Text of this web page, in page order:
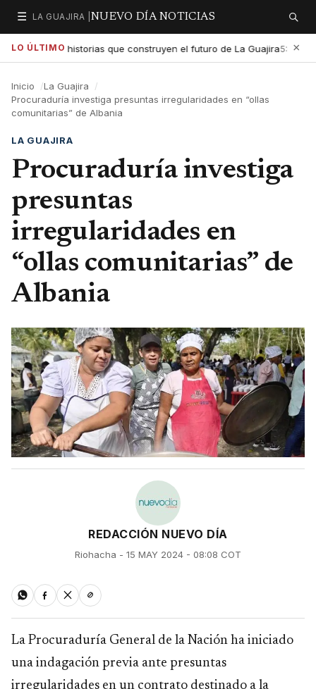
☰
Secciones
LA GUAJIRA | NUEVO DÍA NOTICIAS Buscar
LO ÚLTIMO
exaltar las historias que construyen el futuro de La Guajira5:01 PM
×
Inicio
La Guajira
Procuraduría investiga presuntas irregularidades en “ollas
comunitarias” de Albania
LA GUAJIRA
Procuraduría investiga
presuntas
irregularidades en
“ollas comunitarias” de
Albania
REDACCIÓN NUEVO DÍA
Riohacha - 15 MAY 2024 - 08:08 COT
La Procuraduría General de la Nación ha iniciado
una indagación previa ante presuntas
irregularidades en un contrato destinado a la